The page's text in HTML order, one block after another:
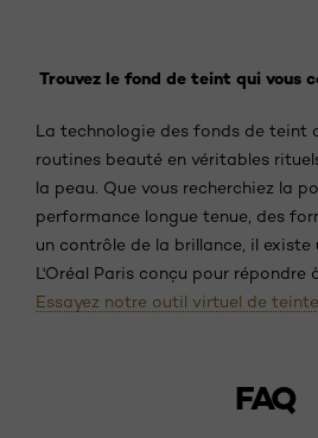
Trouvez le fond de teint qui vous
La technologie des fonds de teint
routines beauté en véritables
la peau. Que vous recherchiez la
performance longue tenue, des
un contrôle de la brillance, il
L'Oréal Paris conçu pour répondre
Essayez notre outil virtuel de teinte
FAQ